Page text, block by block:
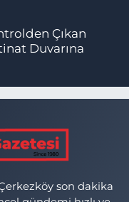
Çıkan
Duvarına
son dakika